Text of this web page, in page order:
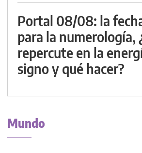
Portal 08/08: la
para la numerología,
repercute en la
signo y qué hacer?
Mundo